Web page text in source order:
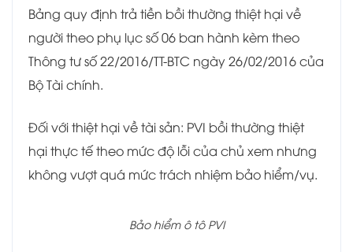
Bảng quy định trả tiền bồi thường thiệt hại về
người theo phụ lục số 06 ban hành kèm theo
Thông tư số 22/2016/TT-BTC ngày 26/02/2016 của
Bộ Tài chính.
Đối với thiệt hại về tài sản: PVI bồi thường thiệt
hại thực tế theo mức độ lỗi của chủ xem nhưng
không vượt quá mức trách nhiệm bảo hiểm/vụ.
Bảo hiểm ô tô PVI